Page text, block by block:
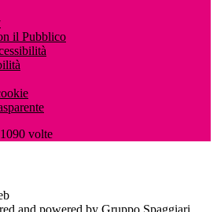
il Pubblico
1090 volte
and powered by Gruppo Spaggiari